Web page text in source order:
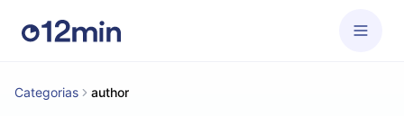
Categorias author